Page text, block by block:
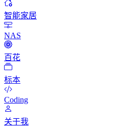
智能家居
NAS
百花
标本
Coding
关于我